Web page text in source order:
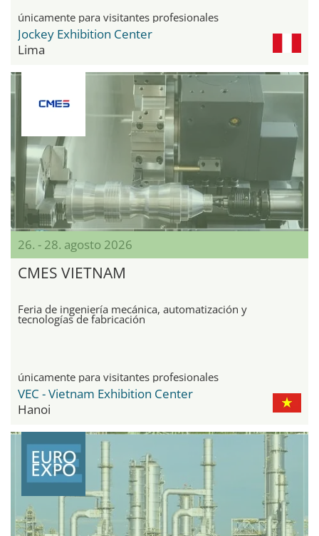
únicamente para visitantes profesionales
Jockey Exhibition Center
Lima
26. - 28. agosto 2026
CMES VIETNAM
Feria de ingeniería mecánica, automatización y
tecnologías de fabricación
únicamente para visitantes profesionales
VEC - Vietnam Exhibition Center
Hanoi